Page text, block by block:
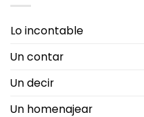
Lo incontable
Un contar
Un decir
Un homenajear